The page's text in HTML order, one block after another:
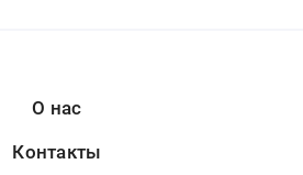
О нас
Контакты